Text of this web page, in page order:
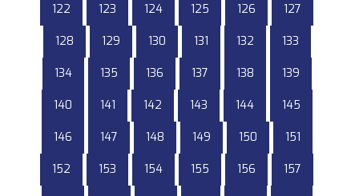
122 123 124 125 126 127
128 129 130 131 132 133
134 135 136 137 138 139
140 141 142 143 144 145
146 147 148 149 150 151
152 153 154 155 156 157